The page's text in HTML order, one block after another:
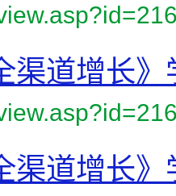
渠道增长
渠道增长